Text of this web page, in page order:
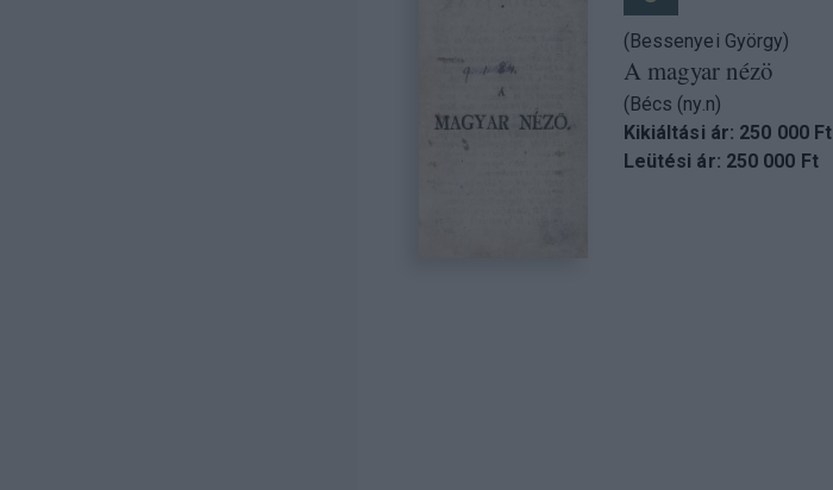
(Bessenyei György)
A magyar nézö
(Bécs (ny.n)
Kikiáltási ár: 250 000 Ft
Leütési ár: 250 000 Ft